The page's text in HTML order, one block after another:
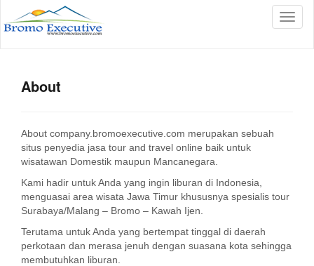
T
o
i
About
About company.bromoexecutive.com merupakan sebuah
situs penyedia jasa tour and travel online baik untuk
wisatawan Domestik maupun Mancanegara.
Kami hadir untuk Anda yang ingin liburan di Indonesia,
menguasai area wisata Jawa Timur khususnya spesialis tour
Surabaya/Malang – Bromo – Kawah Ijen.
Terutama untuk Anda yang bertempat tinggal di daerah
perkotaan dan merasa jenuh dengan suasana kota sehingga
membutuhkan liburan.